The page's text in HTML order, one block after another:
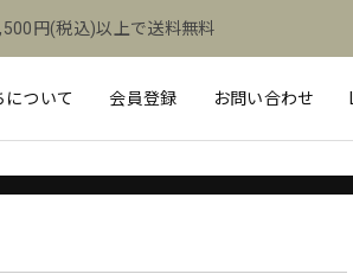
円(税込)以上で送料無料
について 会員登録 お問い合わせ